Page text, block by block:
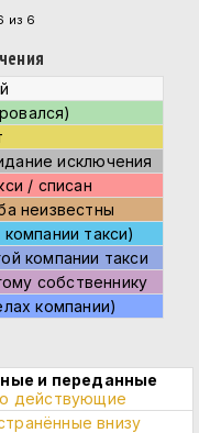
из 6
исключения
/ списан
неизвестны
такси)
компании такси
собственнику
компании)
и переданные
действующие
внизу